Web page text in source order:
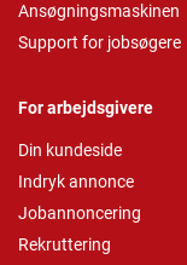
Ansøgningsmaskinen
Support for jobsøgere
For arbejdsgivere
Din kundeside
Indryk annonce
Jobannoncering
Rekruttering